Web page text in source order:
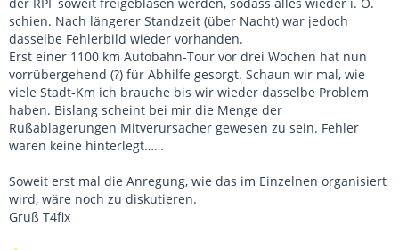
schien. Nach längerer Standzeit (über Nacht) war jedoch
dasselbe Fehlerbild wieder vorhanden.
Erst einer 1100 km Autobahn-Tour vor drei Wochen hat nun
vorrübergehend (?) für Abhilfe gesorgt. Schaun wir mal, wie
viele Stadt-Km ich brauche bis wir wieder dasselbe Problem
haben. Bislang scheint bei mir die Menge der
Rußablagerungen Mitverursacher gewesen zu sein. Fehler
waren keine hinterlegt……
Soweit erst mal die Anregung, wie das im Einzelnen organisiert
wird, wäre noch zu diskutieren.
Gruß T4fix